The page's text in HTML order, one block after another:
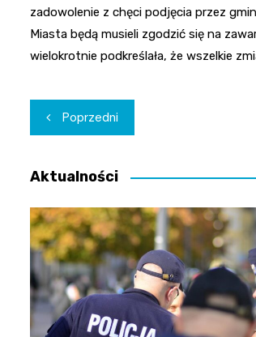
zadowolenie z chęci podjęcia przez
Miasta będą musieli zgodzić się na
wielokrotnie podkreślała, że wszelkie
Nawigacja
wpisu
Poprzedni
Aktualności